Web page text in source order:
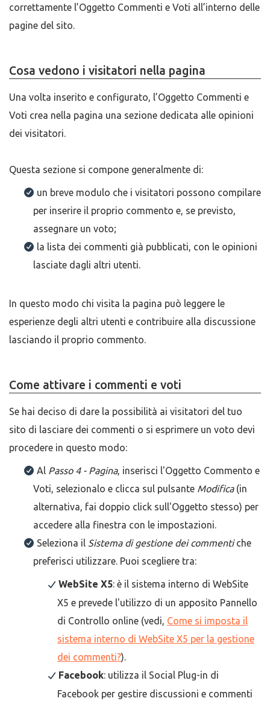
correttamente l’Oggetto Commenti e Voti all’interno delle
pagine del sito.
Cosa vedono i visitatori nella pagina
Una volta inserito e configurato, l’Oggetto Commenti e
Voti crea nella pagina una sezione dedicata alle opinioni
dei visitatori.
Questa sezione si compone generalmente di:
un breve modulo che i visitatori possono compilare
per inserire il proprio commento e, se previsto,
assegnare un voto;
la lista dei commenti già pubblicati, con le opinioni
lasciate dagli altri utenti.
In questo modo chi visita la pagina può leggere le
esperienze degli altri utenti e contribuire alla discussione
lasciando il proprio commento.
Come attivare i commenti e voti
Se hai deciso di dare la possibilità ai visitatori del tuo
sito di lasciare dei commenti o si esprimere un voto devi
procedere in questo modo:
Al Passo 4 - Pagina, inserisci l'Oggetto Commento e
Voti, selezionalo e clicca sul pulsante Modifica(in
alternativa, fai doppio click sull'Oggetto stesso) per
accedere alla finestra con le impostazioni.
Seleziona il Sistema di gestione dei commentiche
preferisci utilizzare. Puoi scegliere tra:
WebSite X5: è il sistema interno di WebSite
X5 e prevede l'utilizzo di un apposito Pannello
di Controllo online (vedi, Come si imposta il
sistema interno di WebSite X5 per la gestione
dei commenti?).
Facebook: utilizza il Social Plug-in di
Facebook per gestire discussioni e commenti